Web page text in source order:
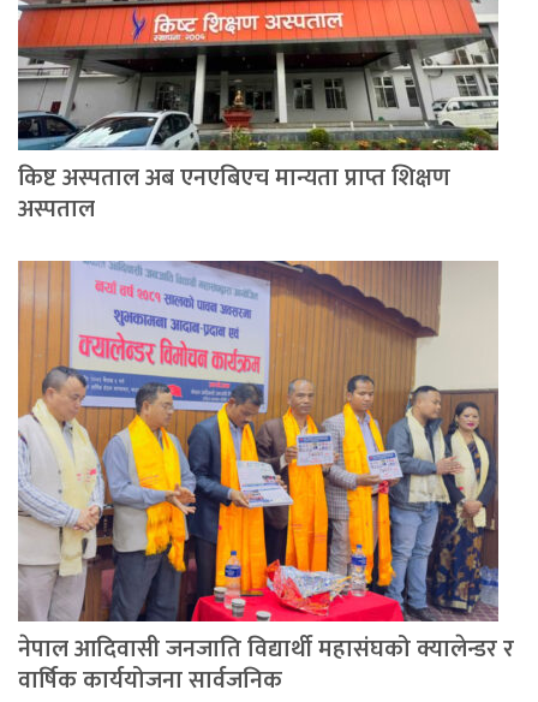
किष्ट अस्पताल अब एनएबिएच मान्यता प्राप्त शिक्षण
अस्पताल
नेपाल आदिवासी जनजाति विद्यार्थी महासंघको क्यालेन्डर र
वार्षिक कार्ययोजना सार्वजनिक